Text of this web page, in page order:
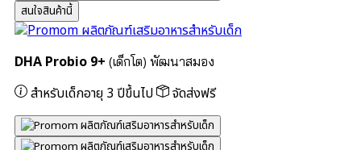
สนใจสินค้านี้
DHA Probio 9+ (เด็กโต) พัฒนาสมอง
สำหรับเด็กอายุ 3 ปีขึ้นไป จัดส่งฟรี